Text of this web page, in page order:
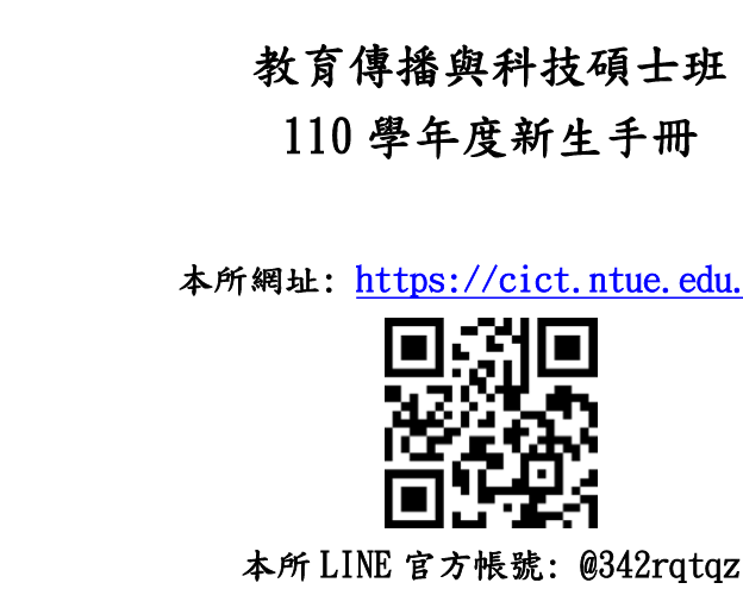
教育傳播與科
110學年度新生
本所網址
: https://
本所 LINE
官方帳號: